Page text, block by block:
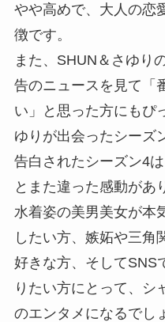
やや高めで、大人の恋
徴です。
また、SHUN＆さゆり
告のニュースを見て「
い」と思った方にもぴ
ゆりが出会ったシーズ
告白されたシーズン4
とまた違った感動があ
水着姿の美男美女が本
したい方、嫉妬や三角
好きな方、そしてSNS
りたい方にとって、シ
のエンタメになるでし